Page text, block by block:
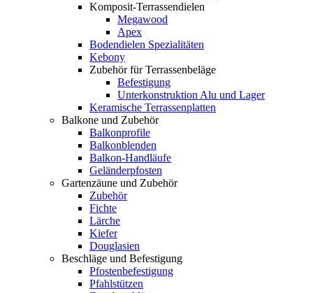
Komposit-Terrassendielen
Megawood
Apex
Bodendielen Spezialitäten
Kebony
Zubehör für Terrassenbeläge
Befestigung
Unterkonstruktion Alu und Lager
Keramische Terrassenplatten
Balkone und Zubehör
Balkonprofile
Balkonblenden
Balkon-Handläufe
Geländerpfosten
Gartenzäune und Zubehör
Zubehör
Fichte
Lärche
Kiefer
Douglasien
Beschläge und Befestigung
Pfostenbefestigung
Pfahlstützen